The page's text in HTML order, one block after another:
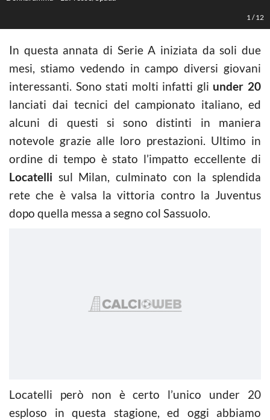
1 /12
In questa annata di Serie A iniziata da soli due
mesi, stiamo vedendo in campo diversi giovani
interessanti. Sono stati molti infatti gli under 20
lanciati dai tecnici del campionato italiano, ed
alcuni di questi si sono distinti in maniera
notevole grazie alle loro prestazioni. Ultimo in
ordine di tempo è stato l’impatto eccellente di
Locatelli sul Milan, culminato con la splendida
rete che è valsa la vittoria contro la Juventus
dopo quella messa a segno col Sassuolo.
Locatelli però non è certo l’unico under 20
esploso in questa stagione, ed oggi abbiamo